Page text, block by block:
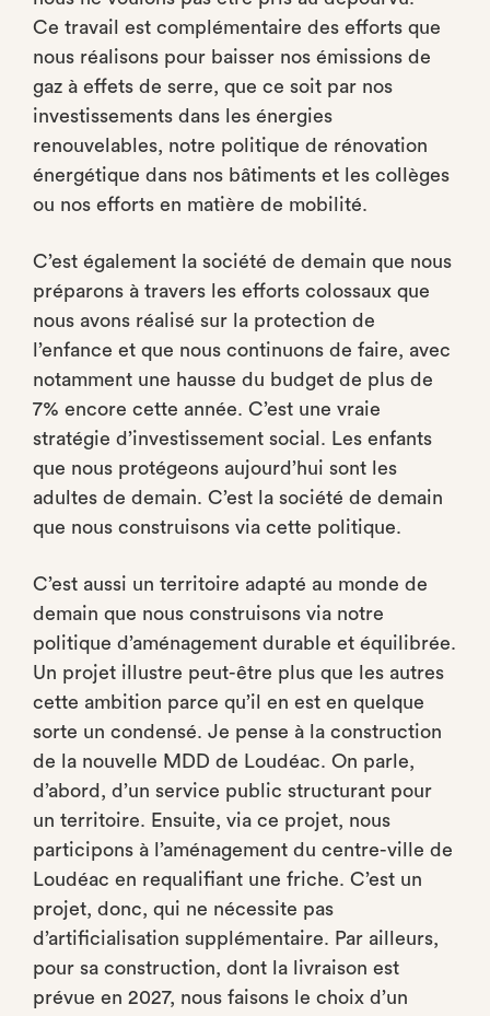
Ce travail est complémentaire des efforts que
nous réalisons pour baisser nos émissions de
gaz à effets de serre, que ce soit par nos
investissements dans les énergies
renouvelables, notre politique de rénovation
énergétique dans nos bâtiments et les collèges
ou nos efforts en matière de mobilité.
C’est également la société de demain que nous
préparons à travers les efforts colossaux que
nous avons réalisé sur la protection de
l’enfance et que nous continuons de faire, avec
notamment une hausse du budget de plus de
7% encore cette année. C’est une vraie
stratégie d’investissement social. Les enfants
que nous protégeons aujourd’hui sont les
adultes de demain. C’est la société de demain
que nous construisons via cette politique.
C’est aussi un territoire adapté au monde de
demain que nous construisons via notre
politique d’aménagement durable et équilibrée.
Un projet illustre peut-être plus que les autres
cette ambition parce qu’il en est en quelque
sorte un condensé. Je pense à la construction
de la nouvelle MDD de Loudéac. On parle,
d’abord, d’un service public structurant pour
un territoire. Ensuite, via ce projet, nous
participons à l’aménagement du centre-ville de
Loudéac en requalifiant une friche. C’est un
projet, donc, qui ne nécessite pas
d’artificialisation supplémentaire. Par ailleurs,
pour sa construction, dont la livraison est
prévue en 2027, nous faisons le choix d’un